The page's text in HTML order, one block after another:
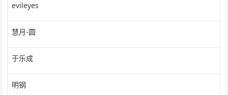
evileyes
慧月-圆
于乐成
明钢